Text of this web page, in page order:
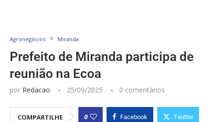
Agronegócios Miranda
Prefeito de Miranda participa de
reunião na Ecoa
por Redacao 25/09/2025 0 comentários
COMPARTILHE 0 Facebook Twitter